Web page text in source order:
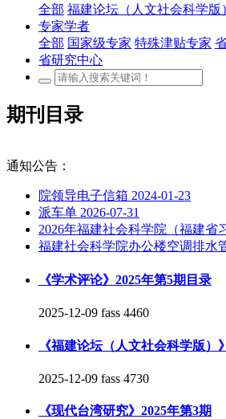
全部 福建论坛（人文社会科学版
专家学者
全部 国家级专家 特殊津贴专家
省研究中心
期刊目录
通知公告：
院领导电子信箱 2024-01-23
派车单 2026-07-31
2026年福建社会科学院（福建
福建社会科学院办公楼空调排水
《学术评论》2025年第5期目录
2025-12-09 fass 4460
《福建论坛（人文社会科学版）
2025-12-09 fass 4730
《现代台湾研究》2025年第3期